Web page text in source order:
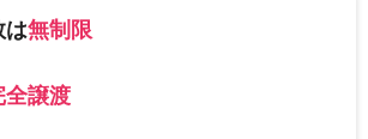
は無制限
譲渡